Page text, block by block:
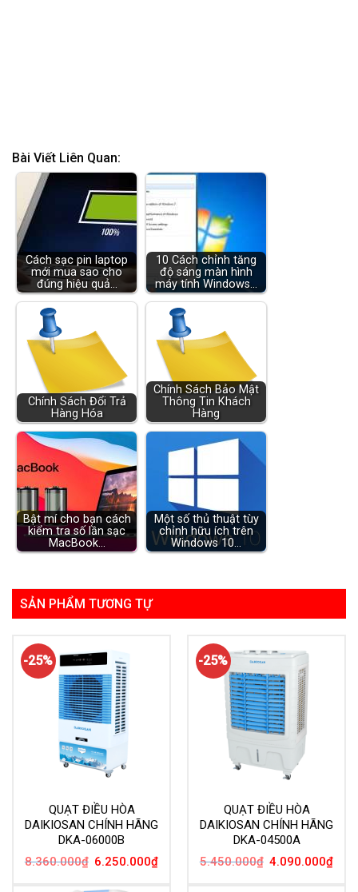
Bài Viết Liên Quan:
Cách sạc pin laptop
mới mua sao cho
đúng hiệu quả…
10 Cách chỉnh tăng
độ sáng màn hình
máy tính Windows…
Chính Sách Đổi Trả
Hàng Hóa
Chính Sách Bảo Mật
Thông Tin Khách
Hàng
Bật mí cho bạn cách
kiểm tra số lần sạc
MacBook…
Một số thủ thuật tùy
chỉnh hữu ích trên
Windows 10…
SẢN PHẨM TƯƠNG TỰ
-25%
QUẠT ĐIỀU HÒA
DAIKIOSAN CHÍNH HÃNG
DKA-06000B
8.360.000₫ Giá
6.250.000₫Giá
-25%
QUẠT ĐIỀU HÒA
DAIKIOSAN CHÍNH HÃNG
DKA-04500A
5.450.000₫ Giá
4.090.000₫Giá